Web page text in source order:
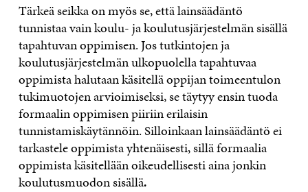
Tärkeä seikka on myös se, että lainsäädäntö
tunnistaa vain koulu- ja koulutusjärjestelmän sisällä
tapahtuvan oppimisen. Jos tutkintojen ja
koulutusjärjestelmän ulkopuolella tapahtuvaa
oppimista halutaan käsitellä oppijan toimeentulon
tukimuotojen arvioimiseksi, se täytyy ensin tuoda
formaalin oppimisen piiriin erilaisin
tunnistamiskäytännöin. Silloinkaan lainsäädäntö ei
tarkastele oppimista yhtenäisesti, sillä formaalia
oppimista käsitellään oikeudellisesti aina jonkin
koulutusmuodon sisällä.